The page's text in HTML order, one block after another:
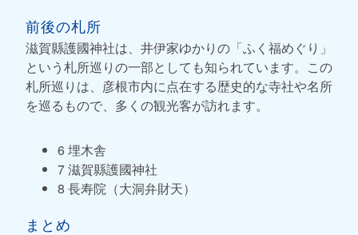
前後の札所
滋賀縣護國神社は、井伊家ゆかりの「ふく福めぐり」
という札所巡りの一部としても知られています。この
札所巡りは、彦根市内に点在する歴史的な寺社や名所
を巡るもので、多くの観光客が訪れます。
6 埋木舎
7 滋賀縣護國神社
8 長寿院（大洞弁財天）
まとめ